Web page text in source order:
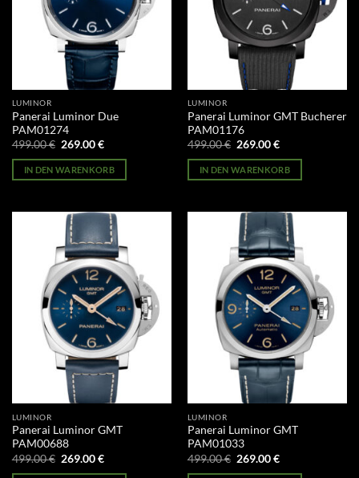
LUMINOR
Panerai Luminor Due
PAM01274
499.00€ Ursprünglicher
war:
499.00 €
269.00€Aktueller
ist:
269.00 €.
IN DEN WARENKORB
LUMINOR
Panerai Luminor GMT Bucherer
PAM01176
499.00€ Ursprünglicher
war:
499.00 €
269.00€Aktueller
ist:
269.00 €.
IN DEN WARENKORB
LUMINOR
Panerai Luminor GMT
PAM00688
499.00€ Ursprünglicher
269.00€Aktueller
LUMINOR
Panerai Luminor GMT
PAM01033
499.00€ Ursprünglicher
269.00€Aktueller